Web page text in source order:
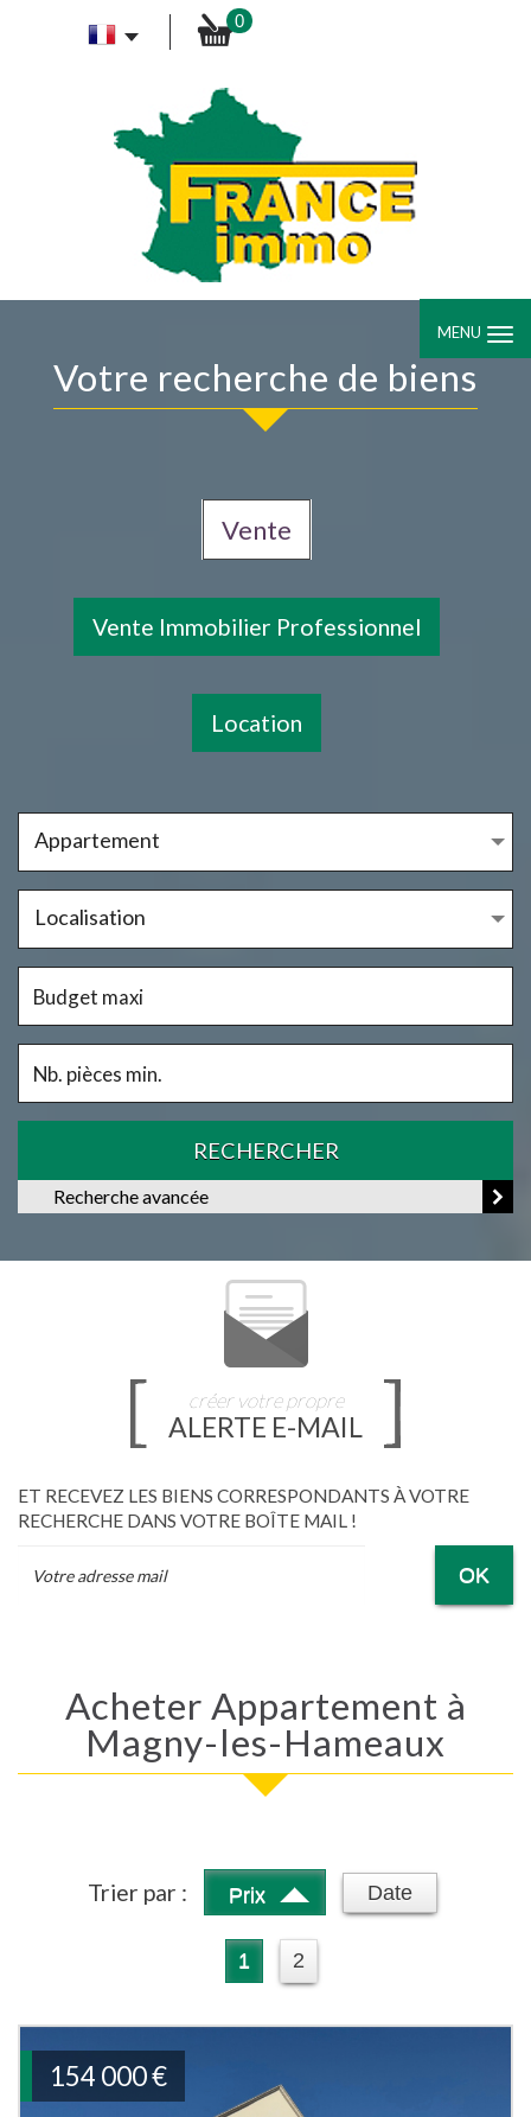
0
MENU
Votre recherche de biens
Vente
Vente Immobilier Professionnel
Location
Appartement
Localisation
RECHERCHER
Recherche avancée
créer votre propre
ALERTE E-MAIL
ET RECEVEZ LES BIENS CORRESPONDANTS À VOTRE
RECHERCHE DANS VOTRE BOÎTE MAIL !
OK
Acheter Appartement à
Magny-les-Hameaux
Trier par : Prix Date
1 2
154 000€